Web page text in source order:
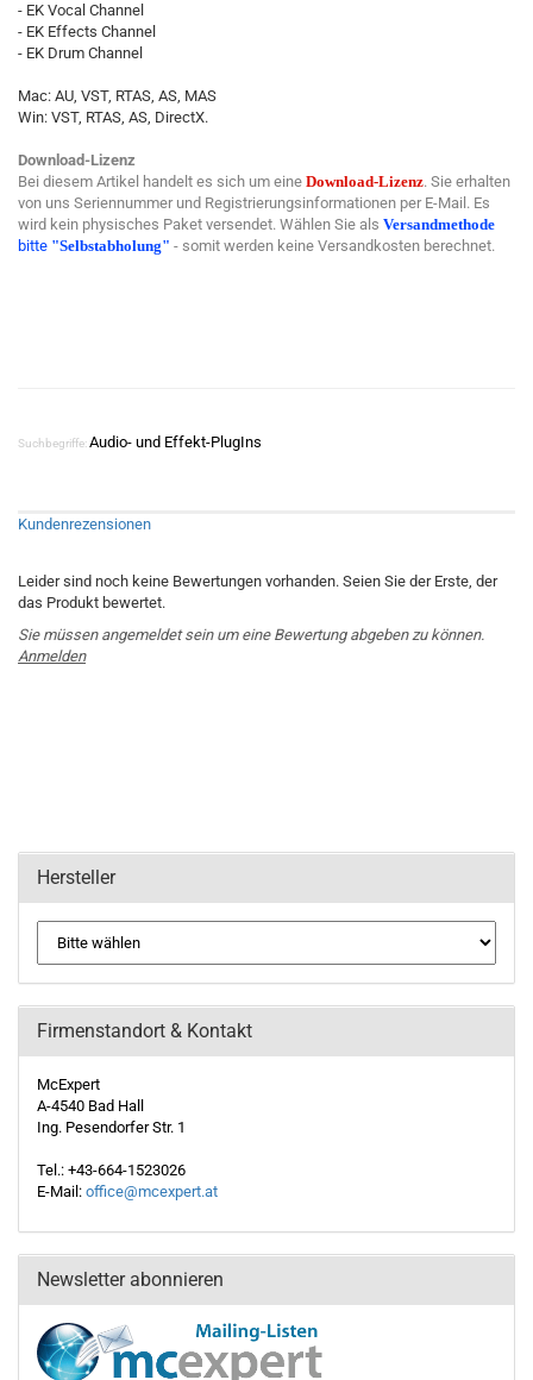
- EK Vocal Channel
- EK Effects Channel
- EK Drum Channel
Mac: AU, VST, RTAS, AS, MAS
Win: VST, RTAS, AS, DirectX.
Download-Lizenz
Bei diesem Artikel handelt es sich um eine Download-Lizenz. Sie erhalten
von uns Seriennummer und Registrierungsinformationen per E-Mail. Es
wird kein physisches Paket versendet. Wählen Sie als Versandmethode
bitte "Selbstabholung" - somit werden keine Versandkosten berechnet.
Suchbegriffe:Audio- und Effekt-PlugIns
Kundenrezensionen
Leider sind noch keine Bewertungen vorhanden. Seien Sie der Erste, der
das Produkt bewertet.
Sie müssen angemeldet sein um eine Bewertung abgeben zu können.
Anmelden
Hersteller
Firmenstandort & Kontakt
McExpert
A-4540 Bad Hall
Ing. Pesendorfer Str. 1
Tel.: +43-664-1523026
E-Mail: office@mcexpert.at
Newsletter abonnieren